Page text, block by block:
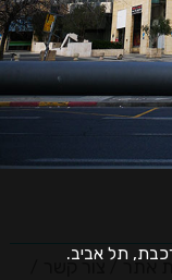
תל אביב.
אתר
צור קשר